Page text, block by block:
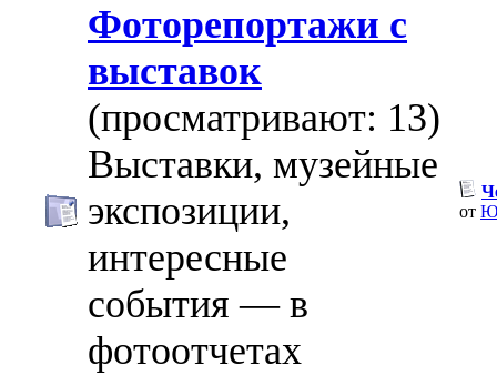
Фоторепортажи с
выставок
(просматривают: 13)
Выставки, музейные
экспозиции,
интересные
события — в
фотоотчетах
от